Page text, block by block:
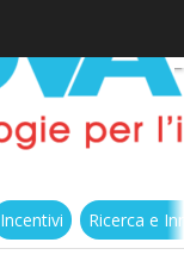
Incentivi Ricerca e